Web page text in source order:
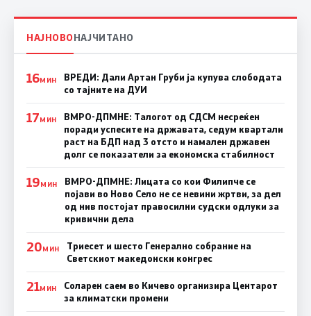
НАЈНОВОНАЈЧИТАНО
16МИН
ВРЕДИ: Дали Артан Груби ја купува слободата
со тајните на ДУИ
17МИН
ВМРО-ДПМНЕ: Талогот од СДСМ несреќен
поради успесите на државата, седум квартали
раст на БДП над 3 отсто и намален државен
долг се показатели за економска стабилност
19МИН
ВМРО-ДПМНЕ: Лицата со кои Филипче се
појави во Ново Село не се невини жртви, за дел
од нив постојат правосилни судски одлуки за
кривични дела
20МИН
Триесет и шесто Генерално собрание на
Светскиот македонски конгрес
21МИН
Соларен саем во Кичево организира Центарот
за климатски промени